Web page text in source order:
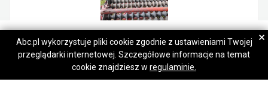
Napisz wiadomość
Napisz wiadomość
Sortownik do ziemniaków produkcji rosyjskiej
Abc.pl wykorzystuje pliki cookie zgodnie z ustawieniami Twojej
przeglądarki internetowej. Szczegółowe informacje na temat
cookie znajdziesz w regulaminie.
×